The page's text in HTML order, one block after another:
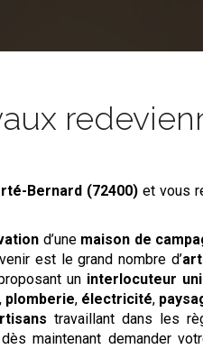
Bernard (72400) et vous
d’une maison de
est le grand nombre d’
un interlocuteur
, plomberie, électricité,
travaillant dans les
maintenant demander